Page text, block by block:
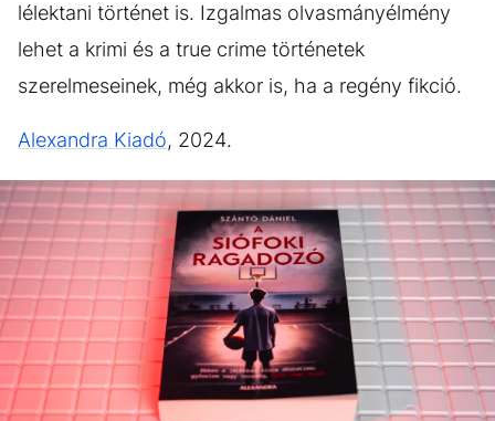
lélektani történet is. Izgalmas olvasmányélmény
lehet a krimi és a true crime történetek
szerelmeseinek, még akkor is, ha a regény fikció.
Alexandra Kiadó, 2024.